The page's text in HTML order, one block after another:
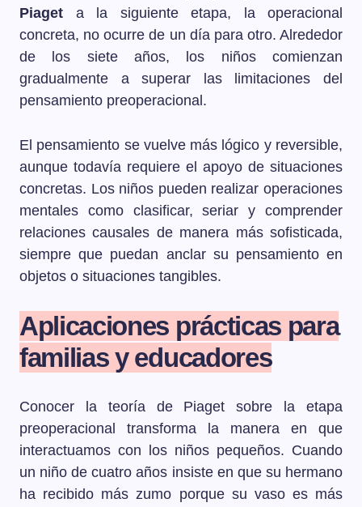
Piaget a la siguiente etapa, la operacional
concreta, no ocurre de un día para otro. Alrededor
de los siete años, los niños comienzan
gradualmente a superar las limitaciones del
pensamiento preoperacional.
El pensamiento se vuelve más lógico y reversible,
aunque todavía requiere el apoyo de situaciones
concretas. Los niños pueden realizar operaciones
mentales como clasificar, seriar y comprender
relaciones causales de manera más sofisticada,
siempre que puedan anclar su pensamiento en
objetos o situaciones tangibles.
Aplicaciones prácticas para
familias y educadores
Conocer la teoría de Piaget sobre la etapa
preoperacional transforma la manera en que
interactuamos con los niños pequeños. Cuando
un niño de cuatro años insiste en que su hermano
ha recibido más zumo porque su vaso es más